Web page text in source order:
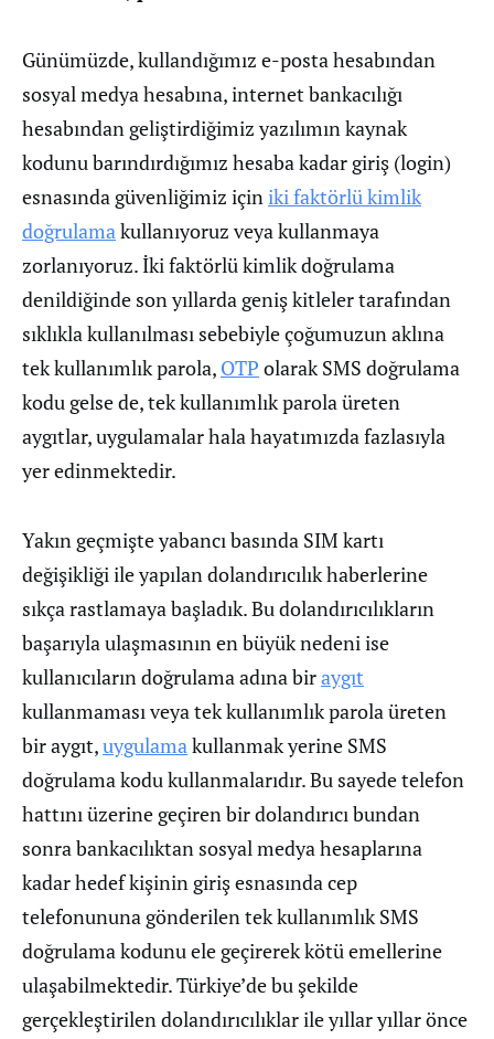
Günümüzde, kullandığımız e-posta hesabından
sosyal medya hesabına, internet bankacılığı
hesabından geliştirdiğimiz yazılımın kaynak
kodunu barındırdığımız hesaba kadar giriş (login)
esnasında güvenliğimiz içiniki faktörlü kimlik
doğrulamakullanıyoruz veya kullanmaya
zorlanıyoruz. İki faktörlü kimlik doğrulama
denildiğinde son yıllarda geniş kitleler tarafından
sıklıkla kullanılması sebebiyle çoğumuzun aklına
tek kullanımlık parola, OTP olarak SMS doğrulama
kodu gelse de, tek kullanımlık parola üreten
aygıtlar, uygulamalar hala hayatımızda fazlasıyla
yer edinmektedir.
Yakın geçmişte yabancı basında SIM kartı
değişikliği ile yapılan dolandırıcılık haberlerine
sıkça rastlamaya başladık. Bu dolandırıcılıkların
başarıyla ulaşmasının en büyük nedeni ise
kullanıcıların doğrulama adına biraygıt
kullanmaması veya tek kullanımlık parola üreten
bir aygıt,uygulamakullanmak yerine SMS
doğrulama kodu kullanmalarıdır. Bu sayede telefon
hattını üzerine geçiren bir dolandırıcı bundan
sonra bankacılıktan sosyal medya hesaplarına
kadar hedef kişinin giriş esnasında cep
telefonununa gönderilen tek kullanımlık SMS
doğrulama kodunu ele geçirerek kötü emellerine
ulaşabilmektedir. Türkiye’de bu şekilde
gerçekleştirilen dolandırıcılıklar ile yıllar yıllar önce